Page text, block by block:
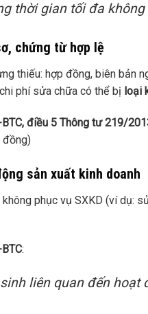
thời gian tối đa không
chứng từ hợp lệ
thiếu: hợp đồng, biên bản
phí sửa chữa có thể bị loại
điều 5 Thông tư 219/
đồng)
sản xuất kinh doanh
phục vụ SXKD (ví dụ:
:
liên quan đến hoạt